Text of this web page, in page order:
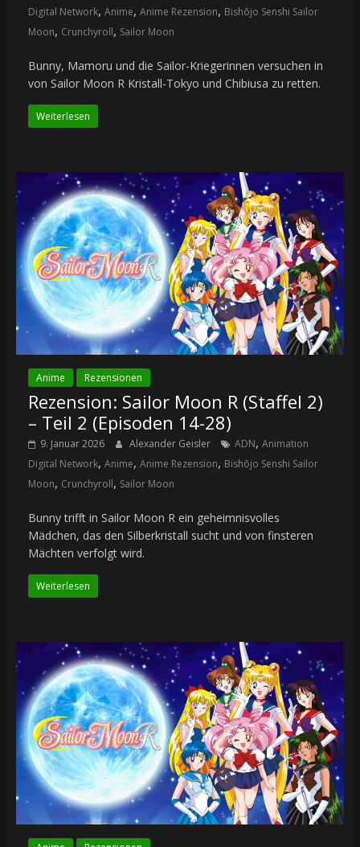
Digital Network, Anime, Anime Rezension, Bishōjo Senshi Sailor
Moon, Crunchyroll, Sailor Moon
Bunny, Mamoru und die Sailor-Kriegerinnen versuchen in
von Sailor Moon R Kristall-Tokyo und Chibiusa zu retten.
Weiterlesen
Anime Rezensionen
Rezension: Sailor Moon R (Staffel 2)
– Teil 2 (Episoden 14-28)
9. Januar 2026 Alexander Geisler ADN, Animation
Digital Network, Anime, Anime Rezension, Bishōjo Senshi Sailor
Moon, Crunchyroll, Sailor Moon
Bunny trifft in Sailor Moon R ein geheimnisvolles
Mädchen, das den Silberkristall sucht und von finsteren
Mächten verfolgt wird.
Weiterlesen